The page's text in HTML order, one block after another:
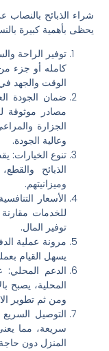
شراء الذبائح بالنصاب
يحظى بأهمية كبيرة
توفير الراحة
كامله أو جزء
الوقت والجهد
ضمان الجودة
مصادر
الجزارة
وعالية الجودة.
تنوع الخيارات:
الذبائح
وميزانيتهم.
الأسعار
للخدمات
توفير المال.
مرونة عملية
يسهل القيام
الدعم
المحلية، يصبح
ومن ثم تطوير
التوصيل
سريعة، مما
المنزل دون